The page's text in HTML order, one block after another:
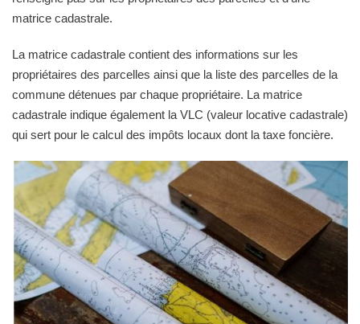
matrice cadastrale.
La matrice cadastrale contient des informations sur les
propriétaires des parcelles ainsi que la liste des parcelles de la
commune détenues par chaque propriétaire. La matrice
cadastrale indique également la VLC (valeur locative cadastrale)
qui sert pour le calcul des impôts locaux dont la taxe foncière.